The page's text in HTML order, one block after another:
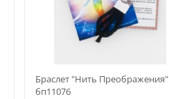
Браслет "Нить Преображения"
бп11076